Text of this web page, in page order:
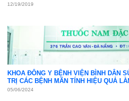
12/19/2019
KHOA ĐÔNG Y BỆNH VIỆN BÌNH DÂN
TRỊ CÁC BỆNH MÃN TÍNH HIỆU QUẢ
05/06/2024